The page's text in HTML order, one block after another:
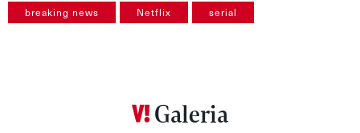
breaking news Netflix serial
Galeria